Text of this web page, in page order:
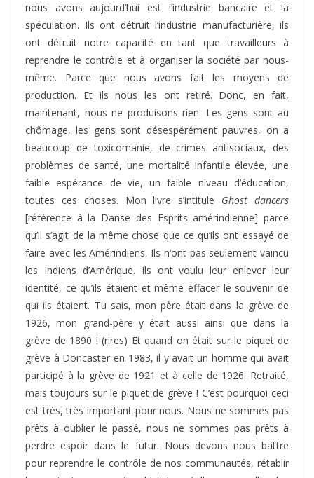
nous avons aujourd’hui est l’industrie bancaire et la
spéculation. Ils ont détruit l’industrie manufacturière, ils
ont détruit notre capacité en tant que travailleurs à
reprendre le contrôle et à organiser la société par nous-
même. Parce que nous avons fait les moyens de
production. Et ils nous les ont retiré. Donc, en fait,
maintenant, nous ne produisons rien. Les gens sont au
chômage, les gens sont désespérément pauvres, on a
beaucoup de toxicomanie, de crimes antisociaux, des
problèmes de santé, une mortalité infantile élevée, une
faible espérance de vie, un faible niveau d’éducation,
toutes ces choses. Mon livre s’intitule Ghost dancers
[référence à la Danse des Esprits amérindienne] parce
qu’il s’agit de la même chose que ce qu’ils ont essayé de
faire avec les Amérindiens. Ils n’ont pas seulement vaincu
les Indiens d’Amérique. Ils ont voulu leur enlever leur
identité, ce qu’ils étaient et même effacer le souvenir de
qui ils étaient. Tu sais, mon père était dans la grève de
1926, mon grand-père y était aussi ainsi que dans la
grève de 1890 ! (rires) Et quand on était sur le piquet de
grève à Doncaster en 1983, il y avait un homme qui avait
participé à la grève de 1921 et à celle de 1926. Retraité,
mais toujours sur le piquet de grève ! C’est pourquoi ceci
est très, très important pour nous. Nous ne sommes pas
prêts à oublier le passé, nous ne sommes pas prêts à
perdre espoir dans le futur. Nous devons nous battre
pour reprendre le contrôle de nos communautés, rétablir